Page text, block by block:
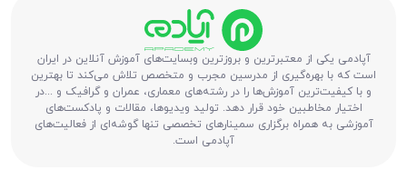
آپادمی یکی از معتبرترین و بروزترین وبسایت‌های آموزش آنلاین در ایران
است که با بهره‌گیری از مدرسین مجرب و متخصص تلاش می‌کند تا بهترین
و با کیفیت‌ترین آموزش‌ها را در رشته‌های معماری، عمران و گرافیک و ...در
اختیار مخاطبین خود قرار دهد. تولید ویدیوها، مقالات و پادکست‌های
آموزشی به همراه برگزاری سمینارهای تخصصی تنها گوشه‌ای از فعالیت‌های
آپادمی است.